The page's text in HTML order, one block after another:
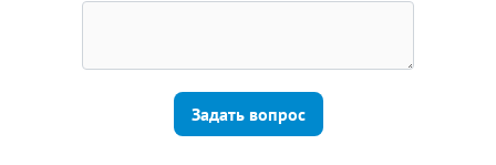
Задать вопрос